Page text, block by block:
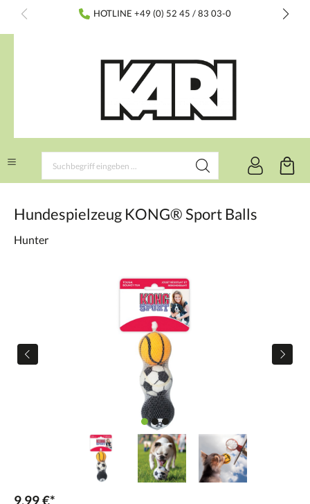
springen HOTLINE +49 (0) 52 45 / 83 03-0
Hundespielzeug KONG® Sport Balls
Hunter
9,99 €*